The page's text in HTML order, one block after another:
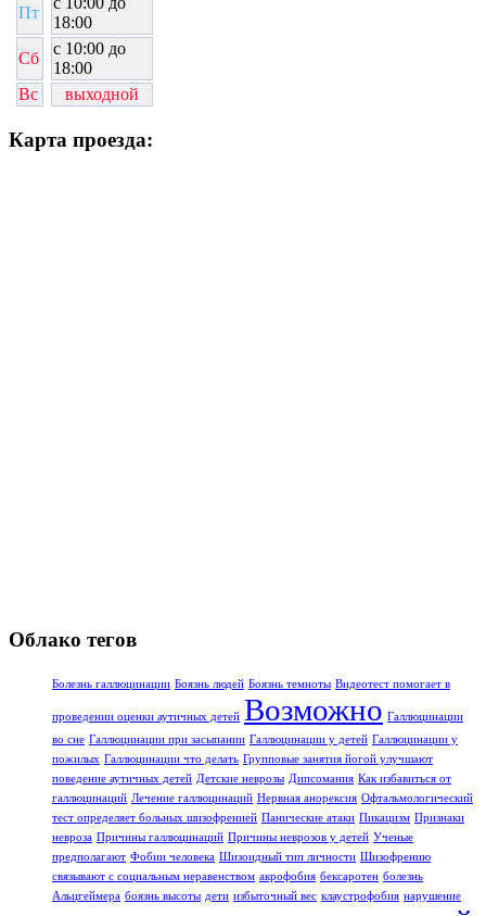
Пт
18:00
Сб
c 10:00 до
18:00
Вс
выходной
Карта проезда:
Облако тегов
Болезнь галлюцинации Боязнь людей Боязнь темноты Видеотест помогает в
проведении оценки аутичных детей Возможно Галлюцинации
во сне Галлюцинации при засыпании Галлюцинации у детей Галлюцинации у
пожилых Галлюцинации что делать Групповые занятия йогой улучшают
поведение аутичных детей Детские неврозы Дипсомания Как избавиться от
галлюцинаций Лечение галлюцинаций Нервная анорексия Офтальмологический
тест определяет больных шизофренией Панические атаки Пикацизм Признаки
невроза Причины галлюцинаций Причины неврозов у детей Ученые
предполагают Фобии человека Шизоидный тип личности Шизофрению
связывают с социальным неравенством акрофобия бексаротен болезнь
Альцгеймера боязнь высоты дети избыточный вес клаустрофобия нарушение